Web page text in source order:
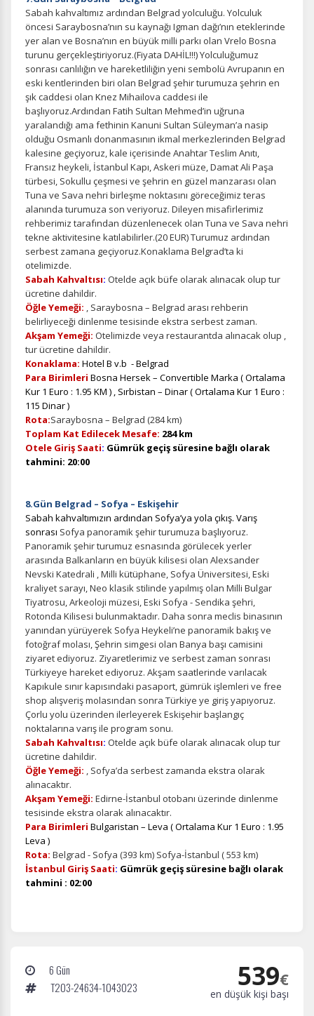
Sabah kahvaltımız ardından Belgrad yolculuğu. Yolculuk
öncesi Saraybosna’nın su kaynağı Igman dağı’nın eteklerinde
yer alan ve Bosna’nın en büyük milli parkı olan Vrelo Bosna
turunu gerçekleştiriyoruz.(Fiyata DAHİL!!!) Yolculuğumuz
sonrası canlılığın ve hareketliliğin yeni sembolü Avrupanın en
eski kentlerinden biri olan Belgrad şehir turumuza şehrin en
şık caddesi olan Knez Mihailova caddesi ile
başlıyoruz.Ardından Fatih Sultan Mehmed’in uğruna
yaralandığı ama fethinin Kanuni Sultan Süleyman’a nasip
olduğu Osmanlı donanmasının ikmal merkezlerinden Belgrad
kalesine geçiyoruz, kale içerisinde Anahtar Teslim Anıtı,
Fransız heykeli, İstanbul Kapı, Askeri müze, Damat Ali Paşa
türbesi, Sokullu çeşmesi ve şehrin en güzel manzarası olan
Tuna ve Sava nehri birleşme noktasını göreceğimiz teras
alanında turumuza son veriyoruz. Dileyen misafirlerimiz
rehberimiz tarafından düzenlenecek olan Tuna ve Sava nehri
tekne aktivitesine katılabilirler.(20 EUR) Turumuz ardından
serbest zamana geçiyoruz.Konaklama Belgrad’ta ki
otelimizde.
Sabah Kahvaltısı: Otelde açık büfe olarak alınacak olup tur
ücretine dahildir.
Öğle Yemeği: , Saraybosna – Belgrad arası rehberin
belirliyeceği dinlenme tesisinde ekstra serbest zaman.
Akşam Yemeği: Otelimizde veya restaurantda alınacak olup ,
tur ücretine dahildir.
Konaklama: Hotel B v.b - Belgrad
Para Birimleri Bosna Hersek – Convertible Marka ( Ortalama
Kur 1 Euro : 1.95 KM ) , Sırbistan – Dinar ( Ortalama Kur 1 Euro :
115 Dinar )
Rota:Saraybosna – Belgrad (284 km)
Toplam Kat Edilecek Mesafe: 284 km
Otele Giriş Saati: Gümrük geçiş süresine bağlı olarak
tahmini: 20:00
8.Gün Belgrad – Sofya – Eskişehir
Sabah kahvaltımızın ardından Sofya’ya yola çıkış. Varış
sonrası Sofya panoramik şehir turumuza başlıyoruz.
Panoramik şehir turumuz esnasında görülecek yerler
arasında Balkanların en büyük kilisesi olan Alexsander
Nevski Katedrali , Milli kütüphane, Sofya Üniversitesi, Eski
kraliyet sarayı, Neo klasik stilinde yapılmış olan Milli Bulgar
Tiyatrosu, Arkeoloji müzesi, Eski Sofya - Sendika şehri,
Rotonda Kilisesi bulunmaktadır. Daha sonra meclis binasının
yanından yürüyerek Sofya Heykeli’ne panoramik bakış ve
fotoğraf molası, Şehrin simgesi olan Banya başı camisini
ziyaret ediyoruz. Ziyaretlerimiz ve serbest zaman sonrası
Türkiyeye hareket ediyoruz. Akşam saatlerinde varılacak
Kapıkule sınır kapısındaki pasaport, gümrük işlemleri ve free
shop alışveriş molasından sonra Türkiye ye giriş yapıyoruz.
Çorlu yolu üzerinden ilerleyerek Eskişehir başlangıç
noktalarına varış ile program sonu.
Sabah Kahvaltısı: Otelde açık büfe olarak alınacak olup tur
ücretine dahildir.
Öğle Yemeği: , Sofya’da serbest zamanda ekstra olarak
alınacaktır.
Akşam Yemeği: Edirne-İstanbul otobanı üzerinde dinlenme
tesisinde ekstra olarak alınacaktır.
Para Birimleri Bulgaristan – Leva ( Ortalama Kur 1 Euro : 1.95
Leva )
Rota: Belgrad - Sofya (393 km) Sofya-İstanbul ( 553 km)
İstanbul Giriş Saati: Gümrük geçiş süresine bağlı olarak
tahmini : 02:00
6 Gün
T203-24634-1043023
539€
en düşük kişi başı